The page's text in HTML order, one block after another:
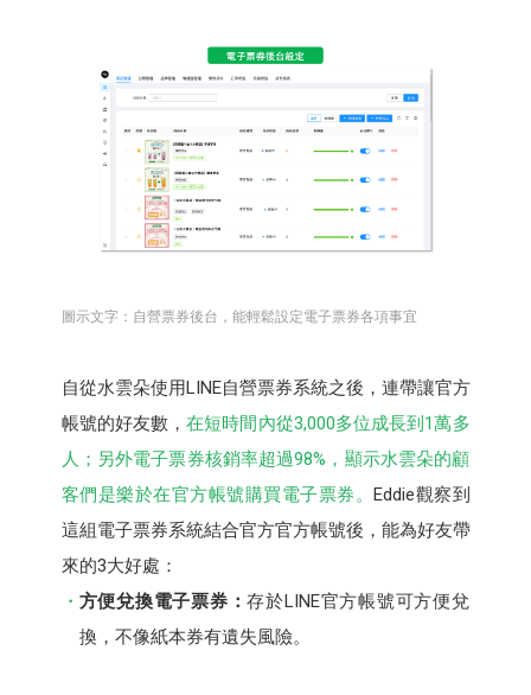
圖示文字：自營票券後台，能輕鬆設定電子票券各項事宜
自從水雲朵使用LINE自營票券系統之後，連帶讓官方
帳號的好友數，在短時間內從3,000多位成長到1萬多
人；另外電子票券核銷率超過98%，顯示水雲朵的顧
客們是樂於在官方帳號購買電子票券。 Eddie觀察到
這組電子票券系統結合官方官方帳號後，能為好友帶
來的3大好處：
方便兌換電子票券：存於LINE官方帳號可方便兌
換，不像紙本券有遺失風險。